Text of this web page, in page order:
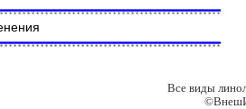
Все виды